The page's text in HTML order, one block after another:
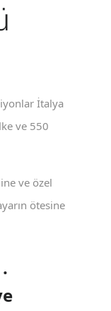
İtalya
ve 550
ve özel
ötesine